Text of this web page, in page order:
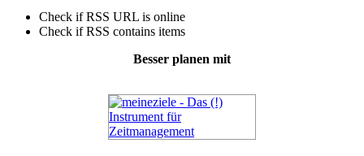
Check if RSS URL is online
Check if RSS contains items
Besser planen mit